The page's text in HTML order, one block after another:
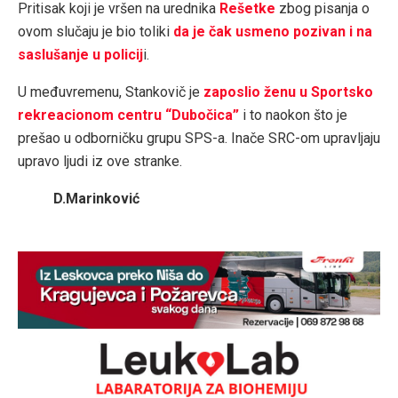
Pritisak koji je vršen na urednika Rešetke zbog pisanja o
ovom slučaju je bio toliki da je čak usmeno pozivan i na
saslušanje u policiji.
U međuvremenu, Stankovič je zaposlio ženu u Sportsko
rekreacionom centru “Dubočica” i to naokon što je
prešao u odborničku grupu SPS-a. Inače SRC-om upravljaju
upravo ljudi iz ove stranke.
D.Marinković